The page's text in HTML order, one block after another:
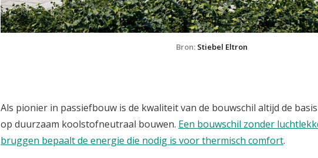
Bron: Stiebel Eltron
Als pionier in passiefbouw is de kwaliteit van de bouwschil altijd de
op duurzaam koolstofneutraal bouwen. Een bouwschil zonder
bruggen bepaalt de energie die nodig is voor thermisch comfort.